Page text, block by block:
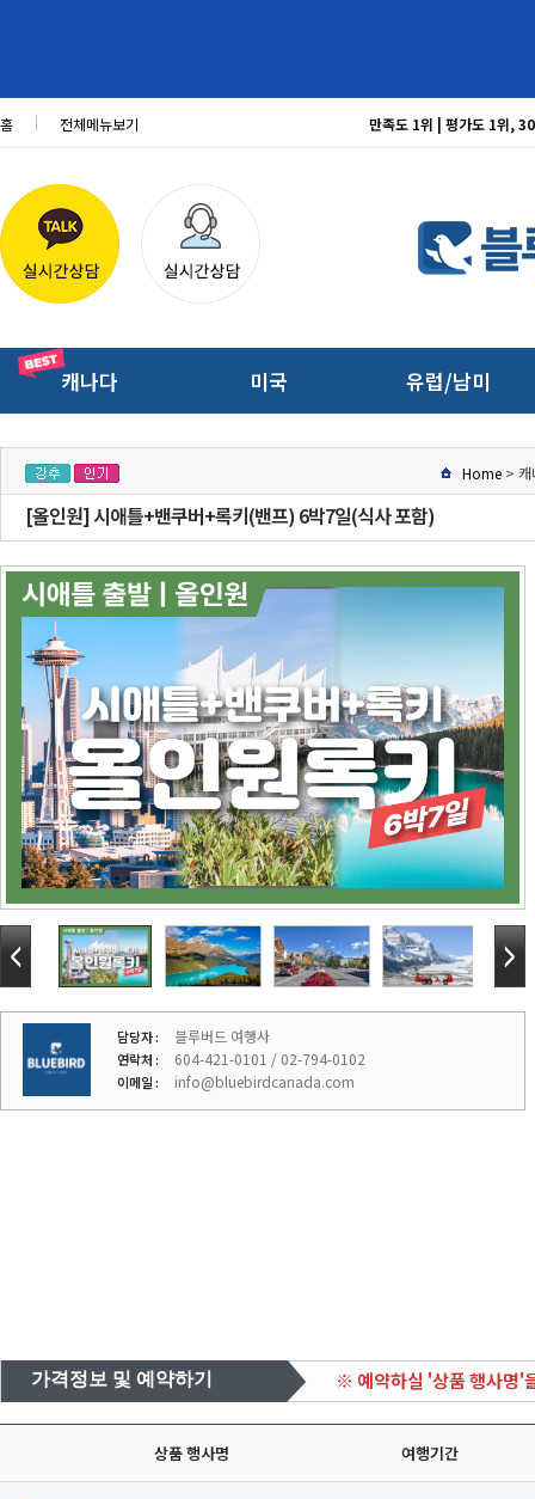
홈 전체메뉴보기 만족도 1위 | 평가도 1위,
캐나다 미국 유럽/남미
Home >
[올인원] 시애틀+밴쿠버+록키(밴프) 6박7일(식사 포함)
담당자 : 블루버드 여행사
연락처 : 604-421-0101 / 02-794-0102
이메일 : info@bluebirdcanada.com
가격정보 및 예약하기 ※ 예약하실 '상품 행사명'
상품 행사명 여행기간